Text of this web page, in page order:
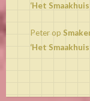
‘Het
Peter op
‘Het